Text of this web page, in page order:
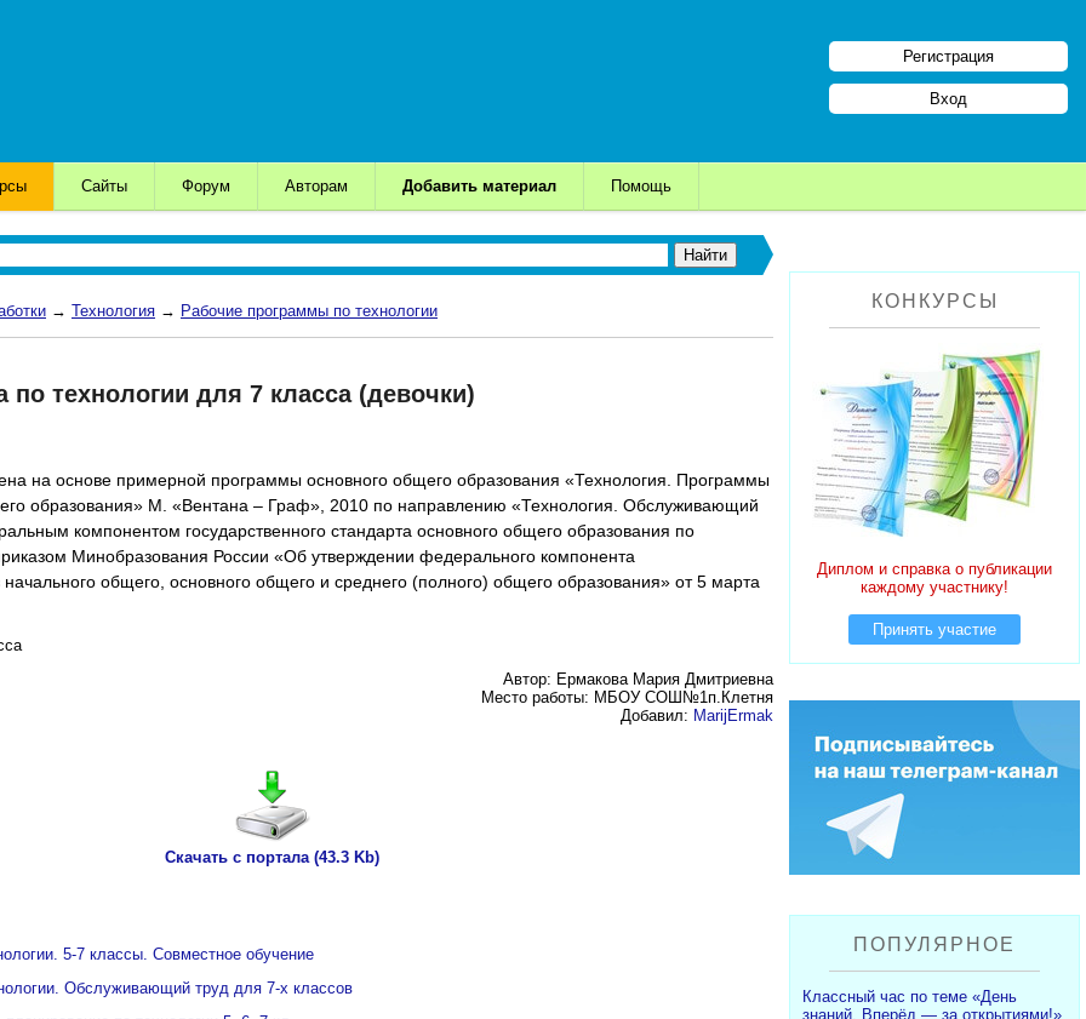
Регистрация
Вход
Сайты Форум Авторам Добавить материал Помощь
→ Технология → Рабочие программы по технологии
по технологии для 7 класса (девочки)
на основе примерной программы основного общего образования «Технология. Программы
образования» М. «Вентана – Граф», 2010 по направлению «Технология. Обслуживающий
компонентом государственного стандарта основного общего образования по
Минобразования России «Об утверждении федерального компонента
начального общего, основного общего и среднего (полного) общего образования» от 5 марта
Автор: Ермакова Мария Дмитриевна
Место работы: МБОУ СОШ№1п.Клетня
Добавил: MarijErmak
Скачать с портала (43.3 Kb)
5-7 классы. Совместное обучение
Обслуживающий труд для 7-х классов
КОНКУРСЫ
Диплом и справка о публикации
каждому участнику!
Принять участие
ПОПУЛЯРНОЕ
Классный час по теме «День
знаний. Вперёд — за открытиями!»